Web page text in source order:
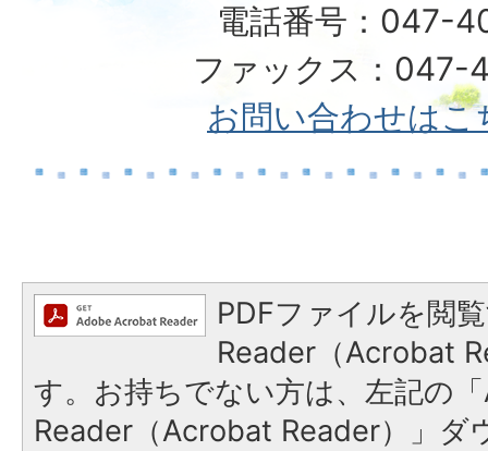
電話番号：047-
ファックス：047-
お問い合わせはこ
PDFファイルを閲
Reader（Acrobat
す。お持ちでない方は、左記の
Reader（Acrobat Reader）」ダ